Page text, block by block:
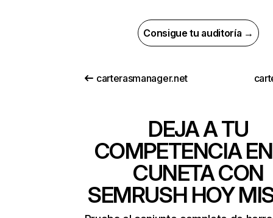
Consigue tu auditoría →
carterasmanager.net
DEJA A TU
COMPETENCIA
CUNETA CON
SEMRUSH HOY